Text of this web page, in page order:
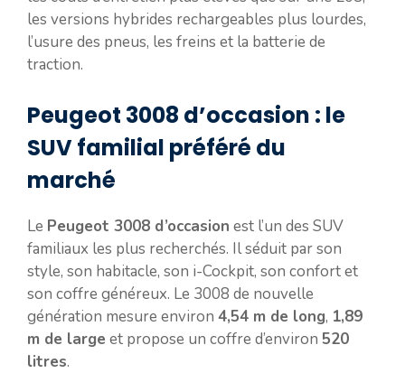
les versions hybrides rechargeables plus lourdes,
l’usure des pneus, les freins et la batterie de
traction.
Peugeot 3008 d’occasion : le
SUV familial préféré du
marché
Le Peugeot 3008 d’occasion est l’un des SUV
familiaux les plus recherchés. Il séduit par son
style, son habitacle, son i-Cockpit, son confort et
son coffre généreux. Le 3008 de nouvelle
génération mesure environ 4,54 m de long, 1,89
m de large et propose un coffre d’environ 520
litres.